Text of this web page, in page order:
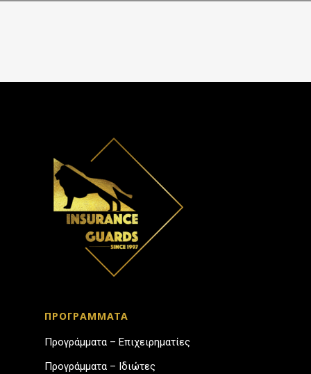
ΠΡΟΓΡΑΜΜΑΤΑ
Προγράμματα – Επιχειρηματίες
Προγράμματα – Ιδιώτες